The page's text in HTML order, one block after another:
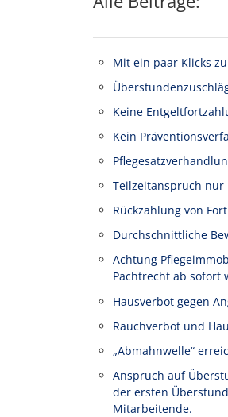
Mit ein paar Klicks
Keine
Kein
Teilzeitanspruch nur
Rückzahlung von
Durchschnittliche
Achtung
Pachtrecht ab sofort
Hausverbot gegen
Rauchverbot und
„Abmahnwelle“
Anspruch auf
der ersten
Mitarbeitende.